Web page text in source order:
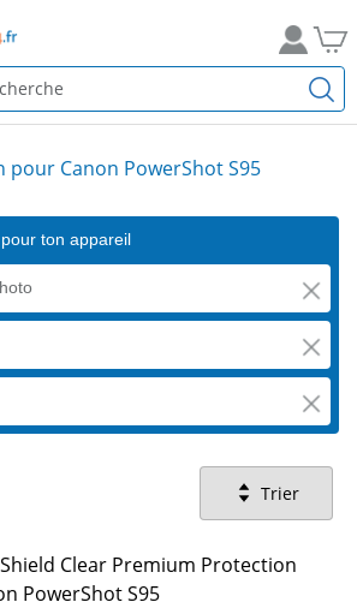
Canon PowerShot S95
ton appareil
Trier
Clear Premium Protection
PowerShot S95